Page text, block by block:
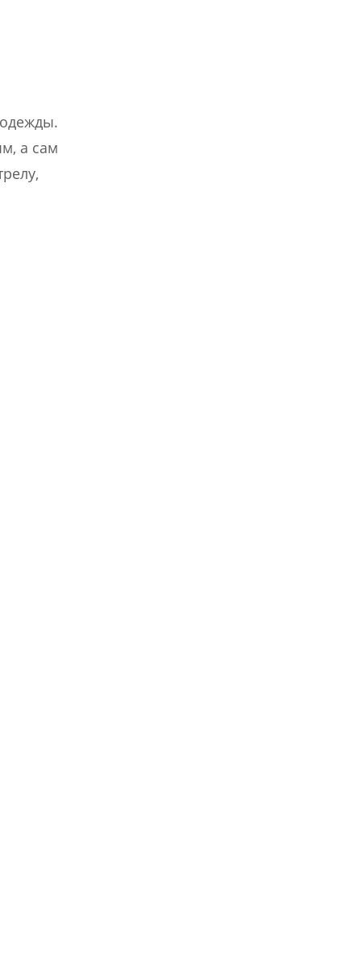
а сам